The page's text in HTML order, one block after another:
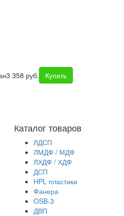
3 358 руб.
Купить
Каталог товаров
ЛДСП
ЛМДФ / МДФ
ЛХДФ / ХДФ
ДСП
HPL пластики
Фанера
OSB-3
ДВП